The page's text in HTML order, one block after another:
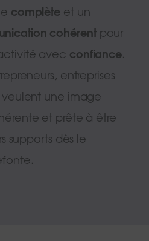
complète et un
cohérentpour
avec confiance.
entreprises
veulent une image
et prête à être
supports dès le